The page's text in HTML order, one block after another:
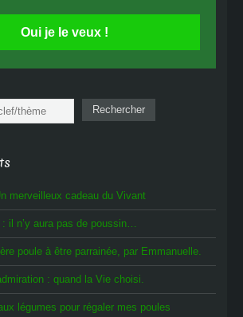
Oui je le veux !
Rechercher
merveilleux cadeau du Vivant
il n’y aura pas de poussin…
poule à être parrainée, par Emmanuelle.
: quand la Vie choisi.
légumes pour régaler mes poules